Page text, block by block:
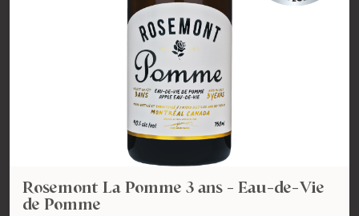
Rosemont La Pomme 3 ans - Eau-de-Vie
de Pomme